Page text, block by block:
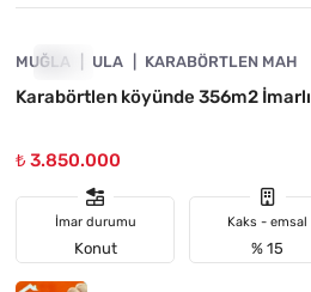
ACIL
MUĞLA ULA KARABÖRTLEN MAH
Karabörtlen köyünde 356m2
₺ 3.850.000
İmar durumu
Konut
Kaks - emsal
% 15